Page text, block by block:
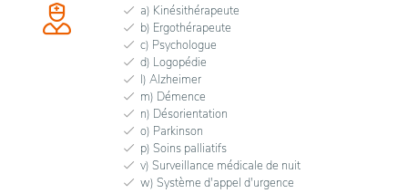
a) Kinésithérapeute
b) Ergothérapeute
c) Psychologue
d) Logopédie
l) Alzheimer
m) Démence
n) Désorientation
o) Parkinson
p) Soins palliatifs
v) Surveillance médicale de nuit
w) Système d'appel d'urgence